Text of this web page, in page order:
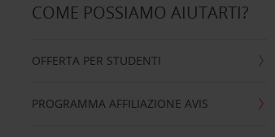
COME POSSIAMO AIUTARTI?
OFFERTA PER STUDENTI
PROGRAMMA AFFILIAZIONE AVIS